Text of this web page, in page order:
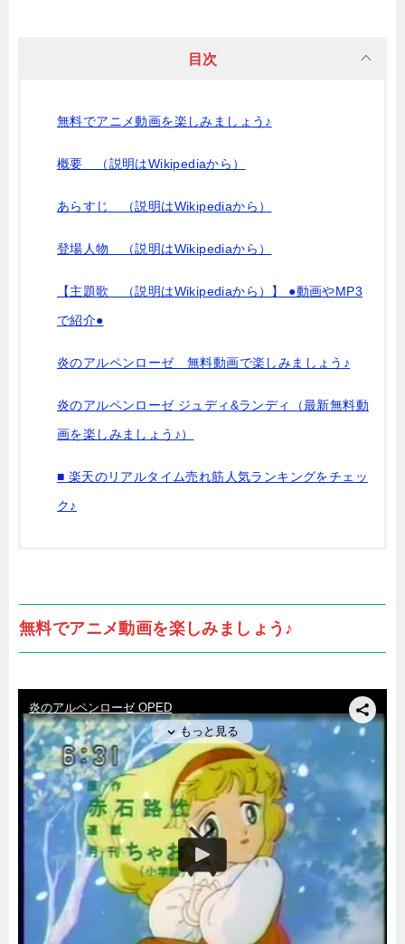
目次
無料でアニメ動画を楽しみましょう♪
概要 （説明はWikipediaから）
あらすじ （説明はWikipediaから）
登場人物 （説明はWikipediaから）
【主題歌 （説明はWikipediaから）】 ●動画やMP3
で紹介●
炎のアルペンローゼ 無料動画で楽しみましょう♪
炎のアルペンローゼ ジュディ&ランディ（最新無料動
画を楽しみましょう♪）
■ 楽天のリアルタイム売れ筋人気ランキングをチェッ
ク♪
無料でアニメ動画を楽しみましょう♪